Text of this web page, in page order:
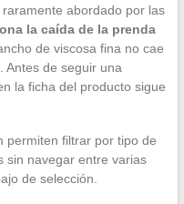
abordado por las
la caída de la prenda
de viscosa fina no cae
Antes de seguir una
la ficha del producto sigue
permiten filtrar por tipo de
sin navegar entre varias
de selección.